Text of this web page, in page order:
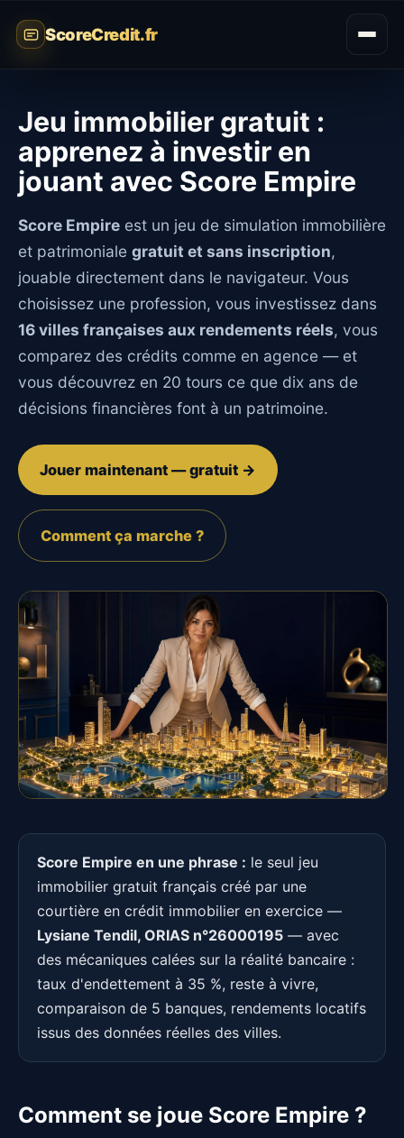
ScoreCredit.fr
Jeu immobilier gratuit :
apprenez à investir en
jouant avec Score Empire
Score Empire est un jeu de simulation immobilière
et patrimoniale gratuit et sans inscription,
jouable directement dans le navigateur. Vous
choisissez une profession, vous investissez dans
16 villes françaises aux rendements réels, vous
comparez des crédits comme en agence — et
vous découvrez en 20 tours ce que dix ans de
décisions financières font à un patrimoine.
Jouer maintenant — gratuit →
Comment ça marche ?
Score Empire en une phrase : le seul jeu
immobilier gratuit français créé par une
courtière en crédit immobilier en exercice —
Lysiane Tendil, ORIAS n°26000195 — avec
des mécaniques calées sur la réalité bancaire :
taux d'endettement à 35 %, reste à vivre,
comparaison de 5 banques, rendements locatifs
issus des données réelles des villes.
Comment se joue Score Empire ?